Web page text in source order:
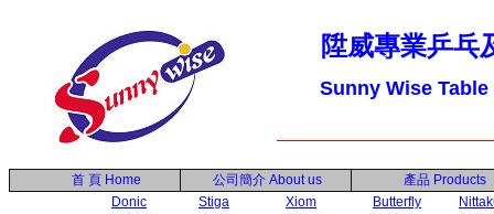
陞威專業乒乓
Sunny Wise
首 頁 Home 公司簡介 About us 產品 Products
Donic Stiga Xiom Butterfly